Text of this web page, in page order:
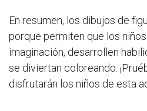
En resumen, los dibujos de
porque permiten que los
imaginación, desarrollen
se diviertan coloreando.
disfrutarán los niños de esta